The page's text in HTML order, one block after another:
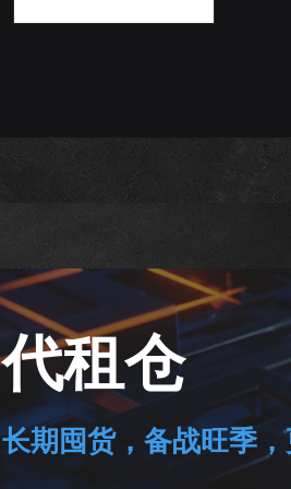
​代租仓
长期囤货，备战旺季